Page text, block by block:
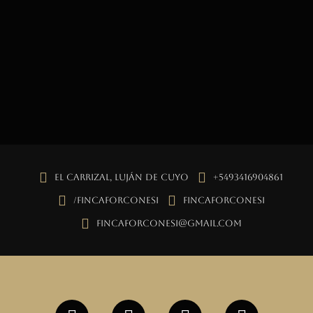
El Carrizal, Luján de Cuyo +5493416904861
/fincaforconesi fincaforconesi
fincaforconesi@gmail.com